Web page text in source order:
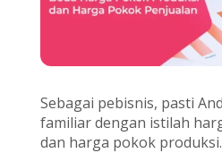
Sebagai pebisnis, pasti
familiar dengan istilah
dan harga pokok produksi.